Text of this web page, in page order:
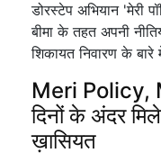
डोरस्टेप अभियान 'मेरी
बीमा के तहत अपनी
शिकायत निवारण के
Meri Policy,
दिनों के अंदर
ख़ासियत